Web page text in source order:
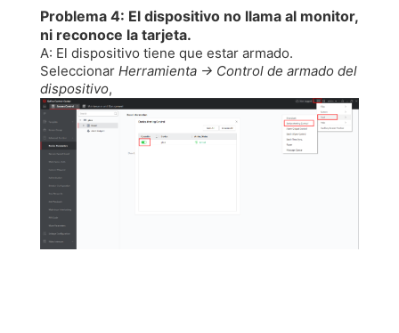
Problema 4: El dispositivo no llama al monitor,
ni reconoce la tarjeta.
A: El dispositivo tiene que estar armado.
Seleccionar Herramienta -> Control de armado del
dispositivo,